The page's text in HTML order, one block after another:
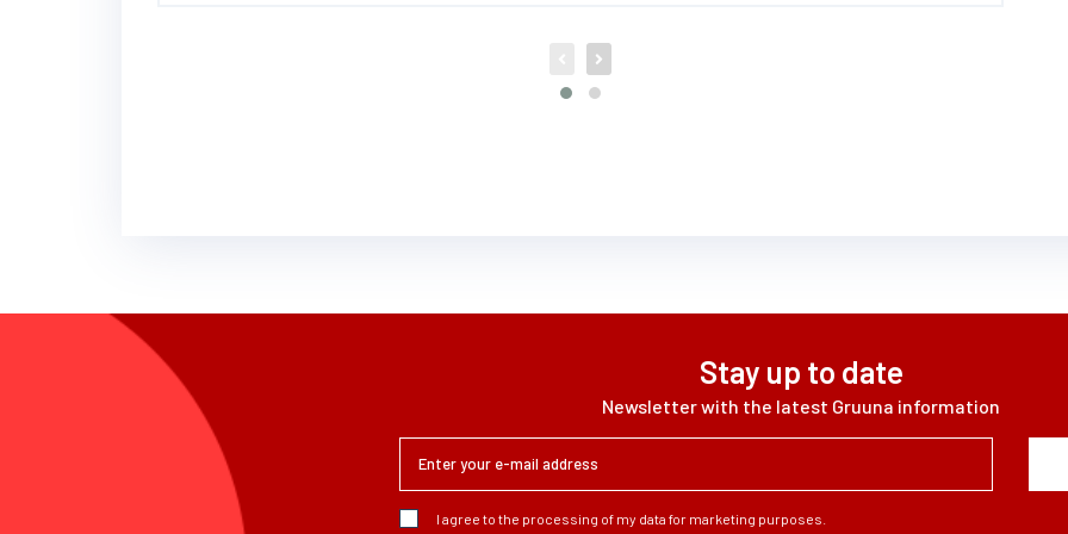
Stay up to date
Newsletter with the latest Gruuna information
I agree to the processing of my data for marketing purposes.